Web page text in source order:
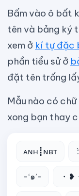
Bấm vào ô bất
tên và bảng ký
xem ở kí tự đặc
phần tiểu sử ở
đặt tên trống
Mẫu nào có chữ
xong bạn thay
ᴀɴʜ┋ɴʙᴛ
-‘๑’- ・❥